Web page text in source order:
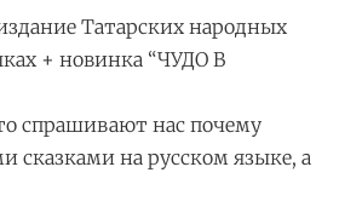
Татарских народных
+ новинка “ЧУДО В
спрашивают нас почему
сказками на русском языке, а